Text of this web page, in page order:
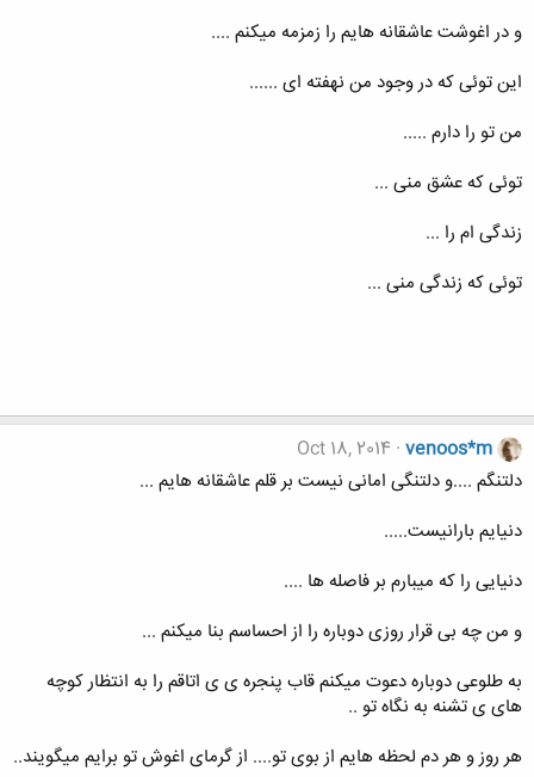
و در اغوشت عاشقانه هایم را زمزمه میکنم ....
این توئی که در وجود من نهفته ای ......
من تو را دارم .....
توئی که عشق منی ...
زندگی ام را ...
توئی که زندگی منی ...
venoos*m
Oct 18, 2014
دلتنگم ....و دلتنگی امانی نیست بر قلم عاشقانه هایم ...
دنیایم بارانیست.....
دنیایی را که میبارم بر فاصله ها ....
و من چه بی قرار روزی دوباره را از احساسم بنا میکنم ...
به طلوعی دوباره دعوت میکنم قاب پنجره ی ی اتاقم را به انتظار کوچه
های ی تشنه به نگاه تو ..
هر روز و هر دم لحظه هایم از بوی تو.... از گرمای اغوش تو برایم میگویند..